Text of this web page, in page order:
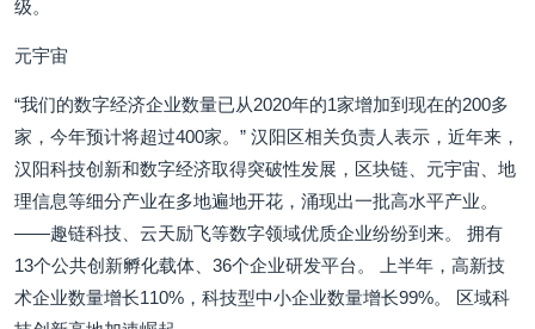
级。
元宇宙
“我们的数字经济企业数量已从2020年的1家增加到现在的200多
家，今年预计将超过400家。” 汉阳区相关负责人表示，近年来，
汉阳科技创新和数字经济取得突破性发展，区块链、元宇宙、地
理信息等细分产业在多地遍地开花，涌现出一批高水平产业。
——趣链科技、云天励飞等数字领域优质企业纷纷到来。 拥有
13个公共创新孵化载体、36个企业研发平台。 上半年，高新技
术企业数量增长110%，科技型中小企业数量增长99%。 区域科